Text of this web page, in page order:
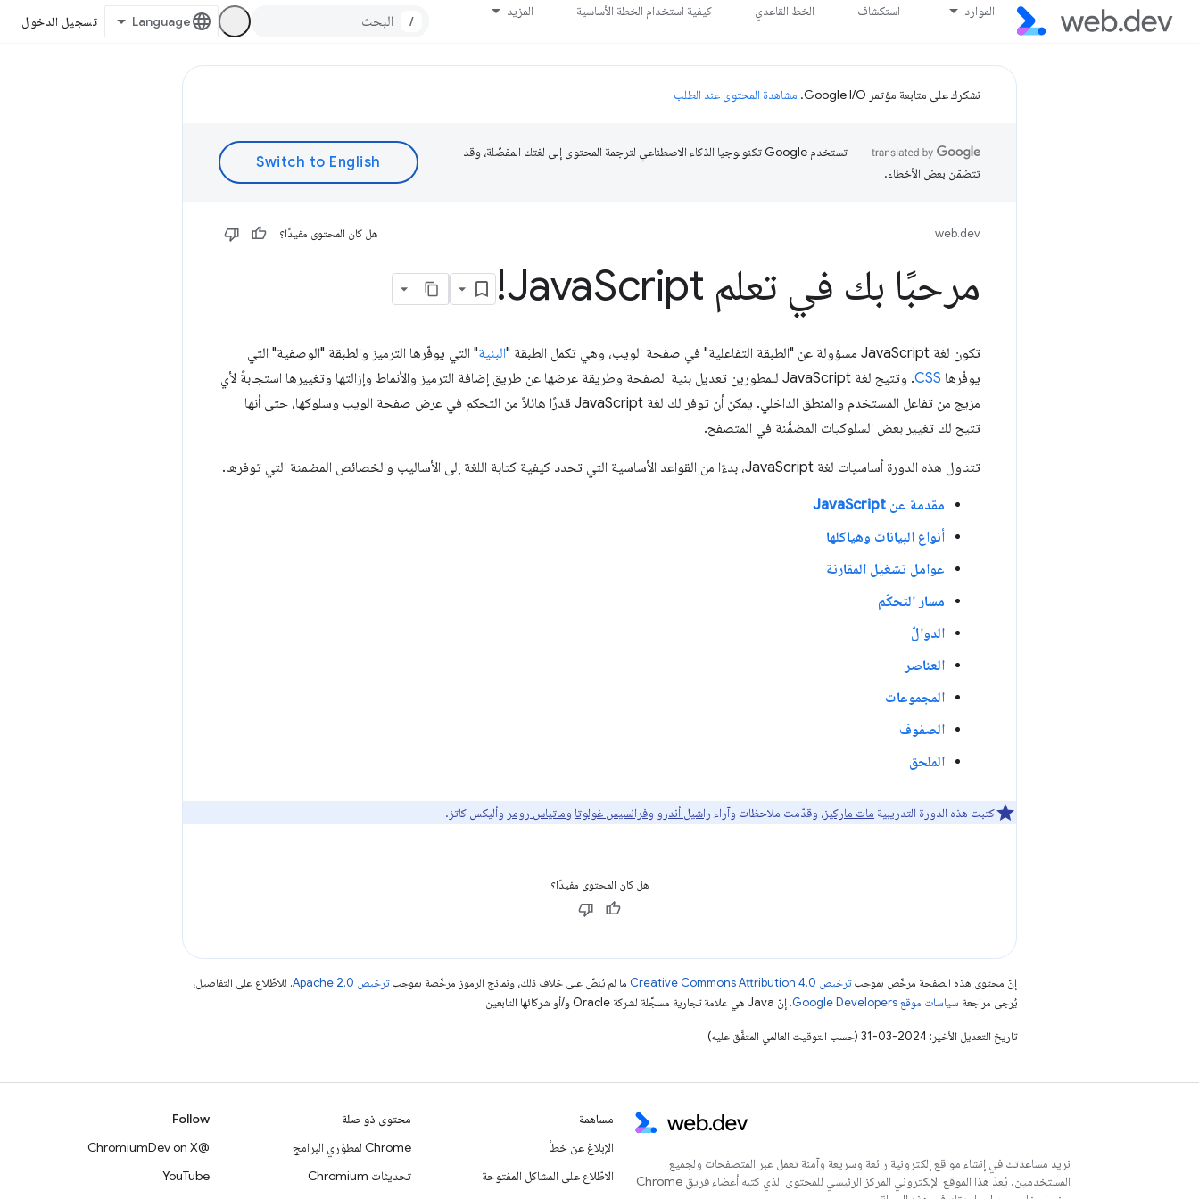
الموارد استكشاف الخط القاعدي كيفية استخدام الخطة الأساسية المزيد
/ تسجيل الدخول
نشكرك على متابعة مؤتمر Google I/O. مشاهدة المحتوى عند الطلب
تستخدم Google تكنولوجيا الذكاء الاصطناعي لترجمة المحتوى إلى لغتك المفضّلة، وقد
تتضمّن بعض الأخطاء.
web.dev هل كان المحتوى مفيدًا؟
مرحبًا بك في تعلم Java Script!
تكون لغة JavaScript مسؤولة عن "الطبقة التفاعلية" في صفحة الويب، وهي تكمل الطبقة " البنية" التي يوفّرها الترميز والطبقة "الوصفية" التي
يوفّرها CSS
. وتتيح لغة JavaScript للمطورين تعديل بنية الصفحة وطريقة عرضها عن طريق إضافة الترميز والأنماط وإزالتها وتغييرها استجابةً لأي
مزيج من تفاعل المستخدم والمنطق الداخلي. يمكن أن توفر لك لغة JavaScript قدرًا هائلاً من التحكم في عرض صفحة الويب وسلوكها، حتى أنها
تتيح لك تغيير بعض السلوكيات المضمَّنة في المتصفح.
تتناول هذه الدورة أساسيات لغة JavaScript، بدءًا من القواعد الأساسية التي تحدد كيفية كتابة اللغة إلى الأساليب والخصائص المضمنة التي توفرها.
مقدمة عن JavaScript
أنواع البيانات وهياكلها
عوامل تشغيل المقارنة
مسار التحكّم
الدوالّ
العناصر
المجموعات
الصفوف
الملحق
كتبت هذه الدورة التدريبية مات ماركيز، وقدّمت ملاحظات وآراء راشيل أندرو وفرانسيس غولوتا وماتياس رومر وأليكس كاتز.
هل كان المحتوى مفيدًا؟
إنّ محتوى هذه الصفحة مرخّص بموجبترخيص Creative Commons Attribution 4.0‏ ما لم يُنصّ على خلاف ذلك، ونماذج الرموز مرخّصة بموجبترخيص Apache 2.0‏
. للاطّلاع على التفاصيل،
يُرجى مراجعة سياسات موقع Google Developers‏ . إنّ Java هي علامة تجارية مسجَّلة لشركة Oracle و/أو شركائها التابعين.
تاريخ التعديل الأخير: 2024-03-31 (حسب التوقيت العالمي المتفَّق عليه)
نريد مساعدتك في إنشاء مواقع إلكترونية رائعة وسريعة وآمنة تعمل عبر المتصفحات ولجميع
المستخدمين. يُعدّ هذا الموقع الإلكتروني المركز الرئيسي للمحتوى الذي كتبه أعضاء فريق Chrome
مساهمة
الإبلاغ عن خطأ
الاطّلاع على المشاكل المفتوحة
محتوى ذو صلة
Chrome لمطوّري البرامج
تحديثات Chromium
Follow
@ChromiumDev on X
YouTube